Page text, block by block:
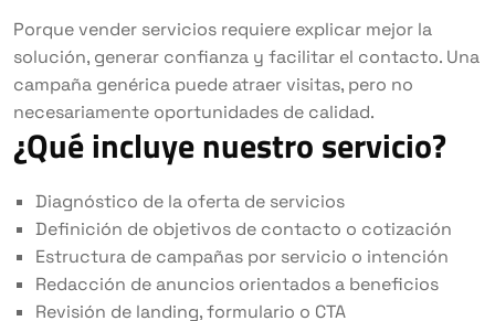
Porque vender servicios requiere explicar mejor la
solución, generar confianza y facilitar el contacto. Una
campaña genérica puede atraer visitas, pero no
necesariamente oportunidades de calidad.
¿Qué incluye nuestro servicio?
Diagnóstico de la oferta de servicios
Definición de objetivos de contacto o cotización
Estructura de campañas por servicio o intención
Redacción de anuncios orientados a beneficios
Revisión de landing, formulario o CTA